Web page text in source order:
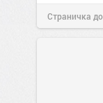
Страничка